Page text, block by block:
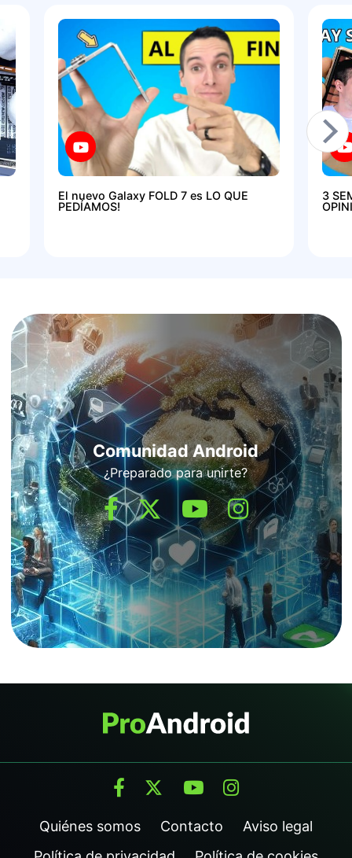
El nuevo Galaxy FOLD 7 es LO QUE
PEDÍAMOS!
3
Comunidad Android
¿Preparado para unirte?
Quiénes somos Contacto
Aviso legal